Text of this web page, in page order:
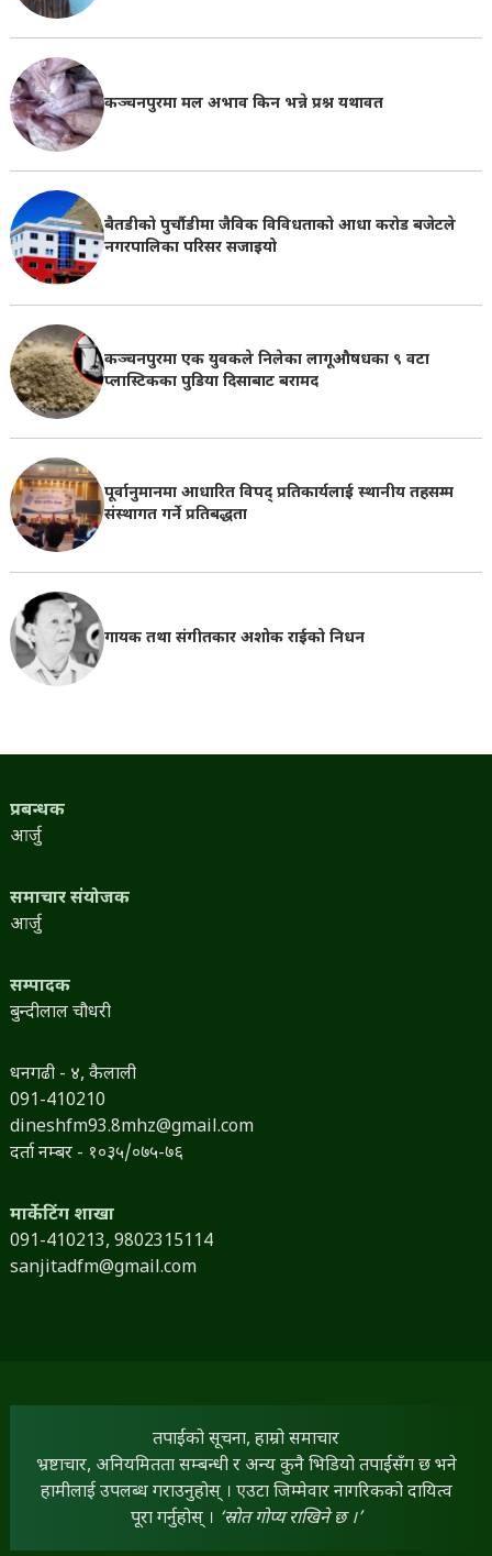
कञ्चनपुरमा मल अभाव किन भन्ने प्रश्न यथावत
बैतडीको पुर्चौडीमा जैविक विविधताको आधा करोड बजेटले
नगरपालिका परिसर सजाइयो
कञ्चनपुरमा एक युवकले निलेका लागूऔषधका ९ वटा
प्लास्टिकका पुडिया दिसाबाट बरामद
पूर्वानुमानमा आधारित विपद् प्रतिकार्यलाई स्थानीय तहसम्म
संस्थागत गर्ने प्रतिबद्धता
गायक तथा संगीतकार अशोक राईको निधन
प्रबन्धक
आर्जु
समाचार संयोजक
आर्जु
सम्पादक
बुन्दीलाल चौधरी
धनगढी - ४, कैलाली
091-410210
dineshfm93.8mhz@gmail.com
दर्ता नम्बर - १०३५/०७५-७६
मार्केटिंग शाखा
091-410213, 9802315114
sanjitadfm@gmail.com
तपाईंको सूचना, हाम्रो समाचार
भ्रष्टाचार, अनियमितता सम्बन्धी र अन्य कुनै भिडियो तपाईंसँग छ भने
हामीलाई उपलब्ध गराउनुहोस् । एउटा जिम्मेवार नागरिकको दायित्व
पूरा गर्नुहोस् । ‘स्रोत गोप्य राखिने छ ।’